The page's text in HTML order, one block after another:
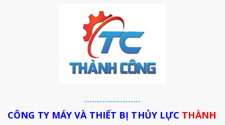
----------------------
CÔNG TY MÁY VÀ THIẾT BỊ THỦY LỰC THÀNH